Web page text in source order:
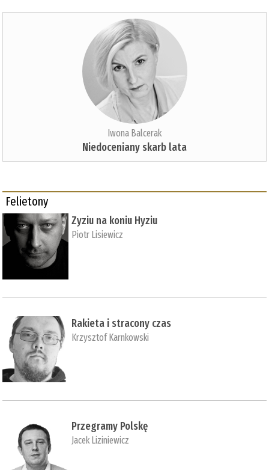
Iwona Balcerak
Niedoceniany skarb lata
Felietony
Zyziu na koniu Hyziu
Piotr Lisiewicz
Rakieta i stracony czas
Krzysztof Karnkowski
Przegramy Polskę
Jacek Liziniewicz